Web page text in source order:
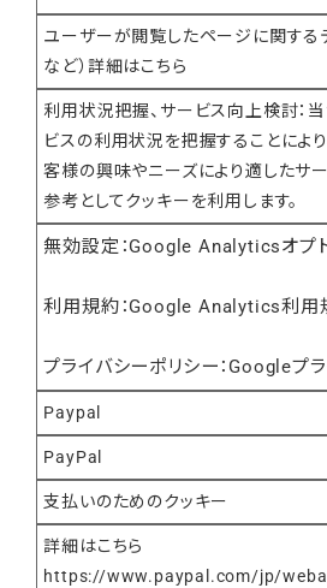
ユーザーが閲覧したページに関する
など） 詳細はこちら
利用状況把握、サービス向上検討：
ビスの利用状況を把握することによ
客様の興味やニーズにより適したサ
参考としてクッキーを利用します。
無効設定：Google Analyticsオプト
利用規約：Google Analytics利用
プライバシーポリシー： Googleプ
Paypal
PayPal
支払いのためのクッキー
詳細はこちら
https://www.paypal.com/jp/